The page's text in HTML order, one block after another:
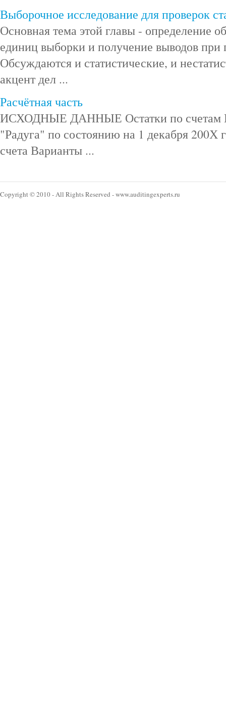
Выборочное исследование для проверок
Основная тема этой главы - определение
единиц выборки и получение выводов при
Обсуждаются и статистические, и
акцент дел ...
Расчётная часть
ИСХОДНЫЕ ДАННЫЕ Остатки по счетам
"Радуга" по состоянию на 1 декабря
счета Варианты ...
Copyright © 2010 - All Rights Reserved - www.auditingexperts.ru